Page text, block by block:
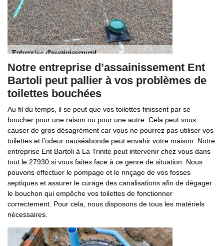
Notre entreprise d’assainissement Ent
Bartoli peut pallier à vos problèmes de
toilettes bouchées
Au fil du temps, il se peut que vos toilettes finissent par se
boucher pour une raison ou pour une autre. Cela peut vous
causer de gros désagrément car vous ne pourrez pas utiliser vos
toilettes et l’odeur nauséabonde peut envahir votre maison. Notre
entreprise Ent Bartoli à La Trinite peut intervenir chez vous dans
tout le 27930 si vous faites face à ce genre de situation. Nous
pouvons effectuer le pompage et le rinçage de vos fosses
septiques et assurer le curage des canalisations afin de dégager
le bouchon qui empêche vos toilettes de fonctionner
correctement. Pour cela, nous disposons de tous les matériels
nécessaires.